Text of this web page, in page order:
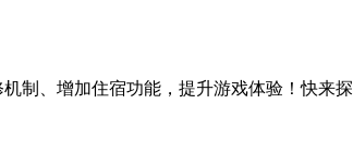
制、增加住宿功能，提升游戏体验！快来探